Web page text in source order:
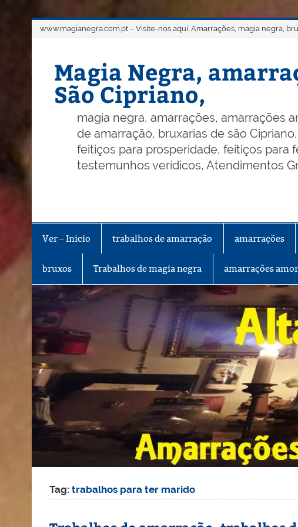
www.magianegra.com.pt – Visite-nos aqui. Amarrações, magia negra,
Magia Negra,
São Cipriano,
magia negra, amarrações, amarrações
de amarração, bruxarias de são
feitiços para prosperidade, feitiços para
testemunhos verídicos, Atendimentos
Ver – Inicio trabalhos de amarração amarrações
bruxos Trabalhos de magia negra amarrações
Tag:trabalhos para ter marido